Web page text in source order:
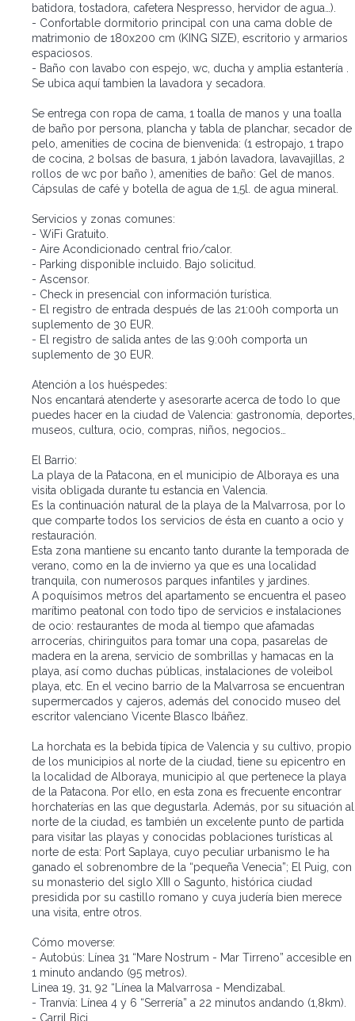
batidora, tostadora, cafetera Nespresso, hervidor de agua…).
- Confortable dormitorio principal con una cama doble de
matrimonio de 180x200 cm (KING SIZE), escritorio y armarios
espaciosos.
- Baño con lavabo con espejo, wc, ducha y amplia estantería .
Se ubica aquí tambien la lavadora y secadora.
Se entrega con ropa de cama, 1 toalla de manos y una toalla
de baño por persona, plancha y tabla de planchar, secador de
pelo, amenities de cocina de bienvenida: (1 estropajo, 1 trapo
de cocina, 2 bolsas de basura, 1 jabón lavadora, lavavajillas, 2
rollos de wc por baño ), amenities de baño: Gel de manos.
Cápsulas de café y botella de agua de 1,5l. de agua mineral.
Servicios y zonas comunes:
- WiFi Gratuito.
- Aire Acondicionado central frio/calor.
- Parking disponible incluido. Bajo solicitud.
- Ascensor.
- Check in presencial con información turística.
- El registro de entrada después de las 21:00h comporta un
suplemento de 30 EUR.
- El registro de salida antes de las 9:00h comporta un
suplemento de 30 EUR.
Atención a los huéspedes:
Nos encantará atenderte y asesorarte acerca de todo lo que
puedes hacer en la ciudad de Valencia: gastronomía, deportes,
museos, cultura, ocio, compras, niños, negocios…
El Barrio:
La playa de la Patacona, en el municipio de Alboraya es una
visita obligada durante tu estancia en Valencia.
Es la continuación natural de la playa de la Malvarrosa, por lo
que comparte todos los servicios de ésta en cuanto a ocio y
restauración.
Esta zona mantiene su encanto tanto durante la temporada de
verano, como en la de invierno ya que es una localidad
tranquila, con numerosos parques infantiles y jardines.
A poquísimos metros del apartamento se encuentra el paseo
marítimo peatonal con todo tipo de servicios e instalaciones
de ocio: restaurantes de moda al tiempo que afamadas
arrocerías, chiringuitos para tomar una copa, pasarelas de
madera en la arena, servicio de sombrillas y hamacas en la
playa, así como duchas públicas, instalaciones de voleibol
playa, etc. En el vecino barrio de la Malvarrosa se encuentran
supermercados y cajeros, además del conocido museo del
escritor valenciano Vicente Blasco Ibáñez.
La horchata es la bebida típica de Valencia y su cultivo, propio
de los municipios al norte de la ciudad, tiene su epicentro en
la localidad de Alboraya, municipio al que pertenece la playa
de la Patacona. Por ello, en esta zona es frecuente encontrar
horchaterías en las que degustarla. Además, por su situación al
norte de la ciudad, es también un excelente punto de partida
para visitar las playas y conocidas poblaciones turísticas al
norte de esta: Port Saplaya, cuyo peculiar urbanismo le ha
ganado el sobrenombre de la “pequeña Venecia”; El Puig, con
su monasterio del siglo XIII o Sagunto, histórica ciudad
presidida por su castillo romano y cuya judería bien merece
una visita, entre otros.
Cómo moverse:
- Autobús: Línea 31 “Mare Nostrum - Mar Tirreno” accesible en
1 minuto andando (95 metros).
Linea 19, 31, 92 “Línea la Malvarrosa - Mendizabal.
- Tranvía: Línea 4 y 6 “Serrería” a 22 minutos andando (1,8km).
- Carril Bici.